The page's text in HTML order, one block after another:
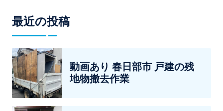
最近の投稿
動画あり 春日部市 戸建の残
地物撤去作業